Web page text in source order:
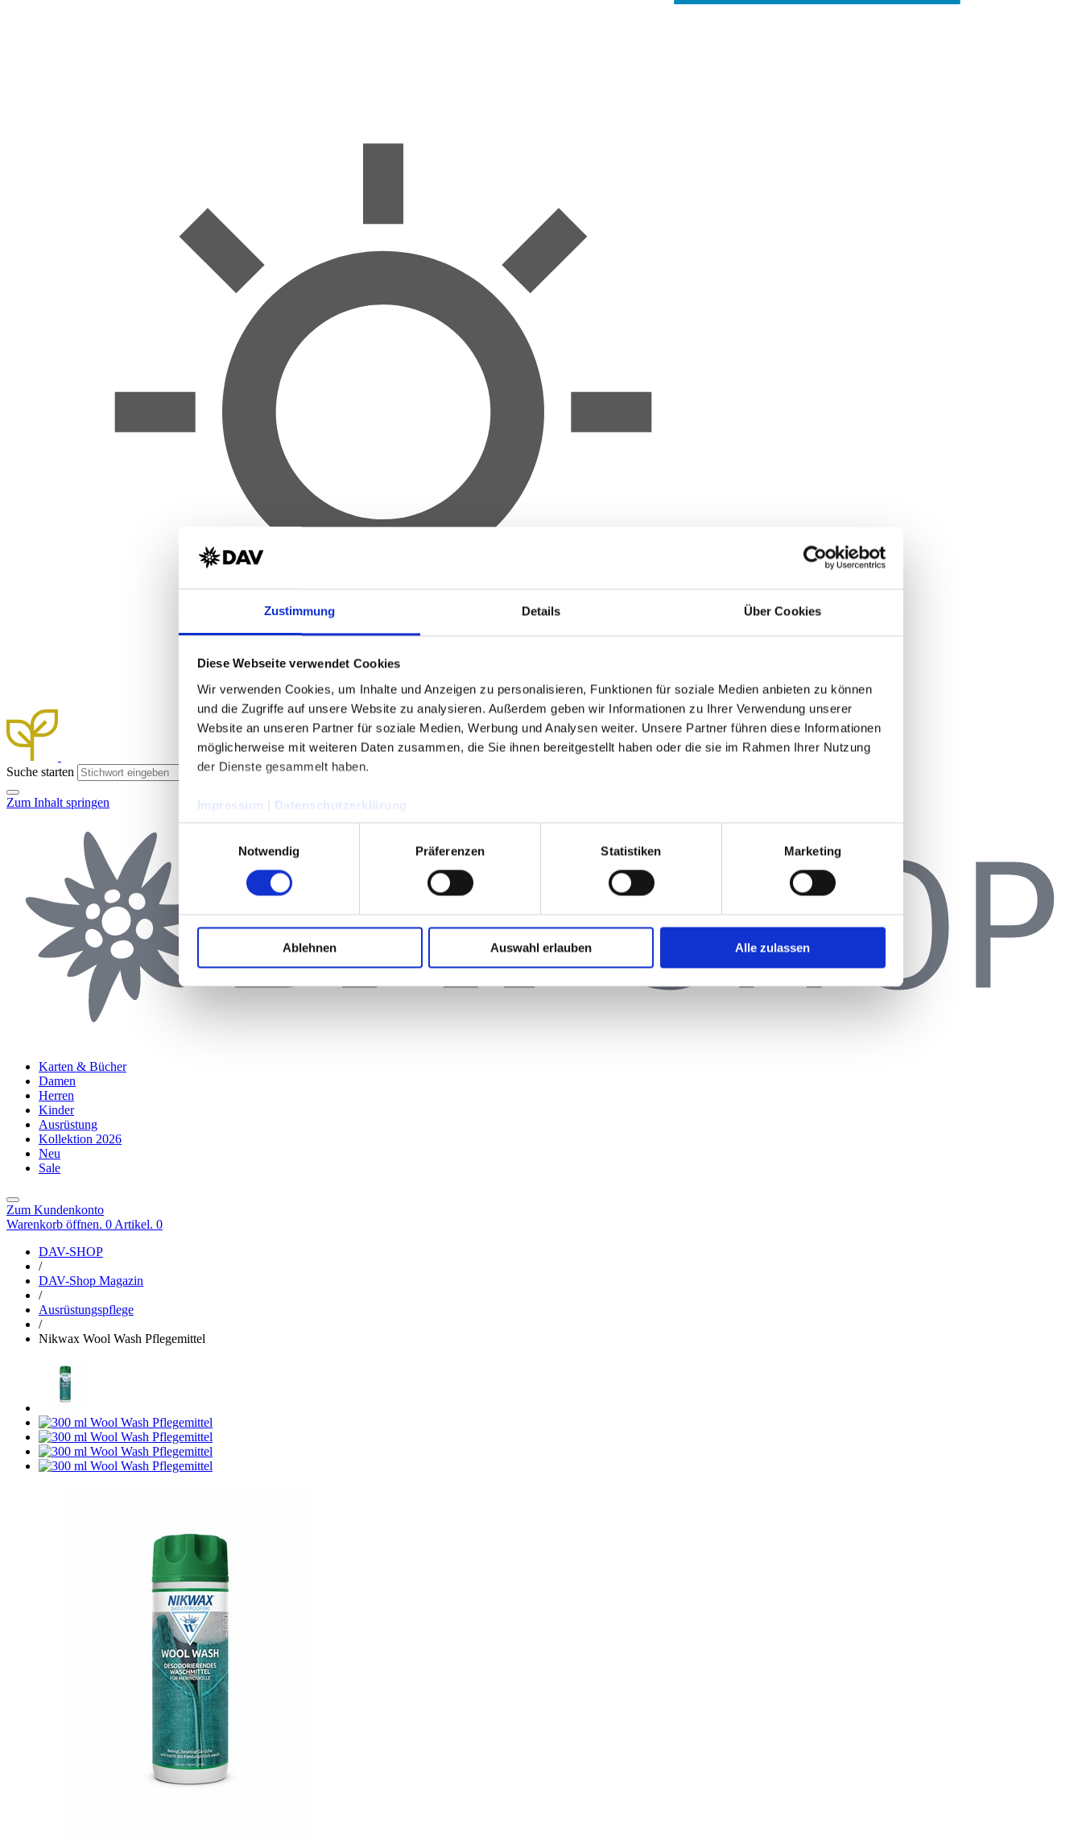
Zustimmung Details Über Cookies
Diese Webseite verwendet Cookies
Wir verwenden Cookies, um Inhalte und Anzeigen zu personalisieren, Funktionen für soziale Medien anbieten zu können
und die Zugriffe auf unsere Website zu analysieren. Außerdem geben wir Informationen zu Ihrer Verwendung unserer
Website an unseren Partner für soziale Medien, Werbung und Analysen weiter. Unsere Partner führen diese Informationen
möglicherweise mit weiteren Daten zusammen, die Sie ihnen bereitgestellt haben oder die sie im Rahmen Ihrer Nutzung
der Dienste gesammelt haben.
Impressum
Datenschutzerklärung
Notwendig
Präferenzen Statistiken Marketing
Ablehnen Auswahl erlauben Alle zulassen
Suche starten
Zum Inhalt springen
Karten & Bücher
Damen
Herren
Kinder
Ausrüstung
Kollektion 2026
Neu
Sale
Zum Kundenkonto
Warenkorb öffnen. 0 Artikel. 0
DAV-SHOP
/
DAV-Shop Magazin
/
Ausrüstungspflege
/
Nikwax Wool Wash Pflegemittel